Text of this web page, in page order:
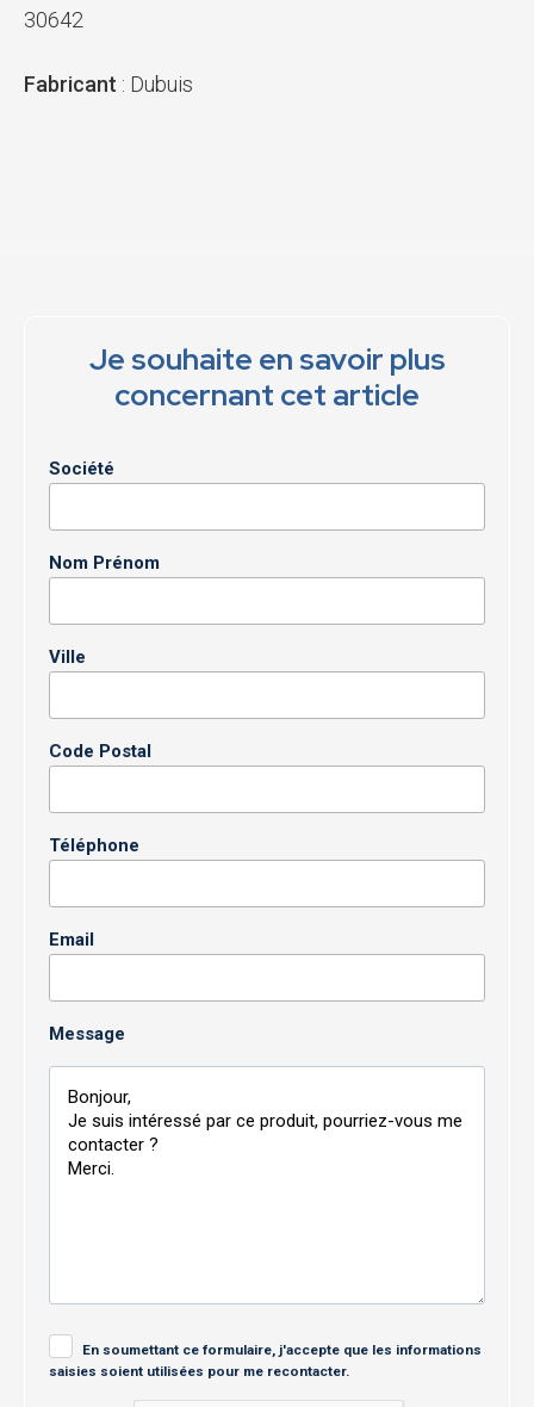
30642
Fabricant : Dubuis
Je souhaite en savoir plus
concernant cet article
Société
Nom Prénom
Ville
Code Postal
Téléphone
Email
Message
En soumettant ce formulaire, j'accepte que les informations
saisies soient utilisées pour me recontacter.